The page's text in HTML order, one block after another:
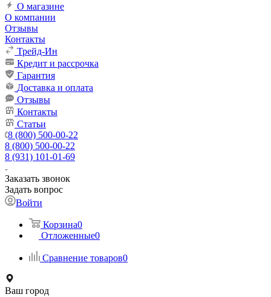
О магазине
О компании
Отзывы
Контакты
Трейд-Ин
Кредит и рассрочка
Гарантия
Доставка и оплата
Отзывы
Контакты
Статьи
8 (800) 500-00-22
8 (800) 500-00-22
8 (931) 101-01-69
Заказать звонок
Задать вопрос
Войти
Корзина0
Отложенные0
Сравнение товаров0
Ваш город